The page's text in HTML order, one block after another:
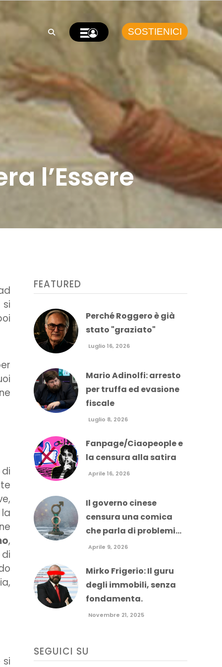
SOSTIENICI
l’Essere
,
FEATURED
Perché Roggero è già
stato "graziato"
Luglio 16, 2026
Mario Adinolfi: arresto
per truffa ed evasione
fiscale
Luglio 8, 2026
Fanpage/Ciaopeople e
la censura alla satira
Aprile 16, 2026
Il governo cinese
censura una comica
che parla di problemi...
Aprile 9, 2026
Mirko Frigerio: Il guru
degli immobili, senza
fondamenta.
Novembre 21, 2025
SEGUICI SU